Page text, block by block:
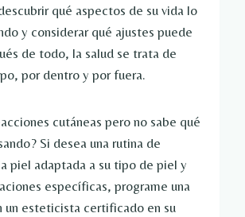
qué aspectos de su vida lo
y considerar qué ajustes puede
de todo, la salud se trata de
por dentro y por fuera.
cutáneas pero no sabe qué
Si desea una rutina de
piel adaptada a su tipo de piel y
específicas, programe una
un esteticista certificado en su